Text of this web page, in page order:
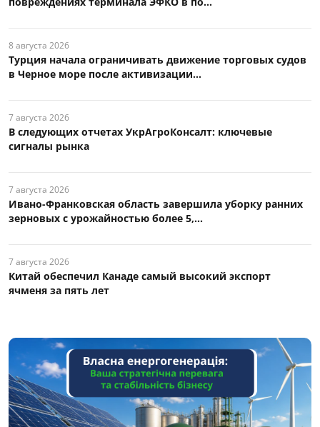
8 августа 2026
Турция начала ограничивать движение торговых судов
в Черное море после активизации...
7 августа 2026
В следующих отчетах УкрАгроКонсалт: ключевые
сигналы рынка
7 августа 2026
Ивано-Франковская область завершила уборку ранних
зерновых с урожайностью более 5,...
7 августа 2026
Китай обеспечил Канаде самый высокий экспорт
ячменя за пять лет